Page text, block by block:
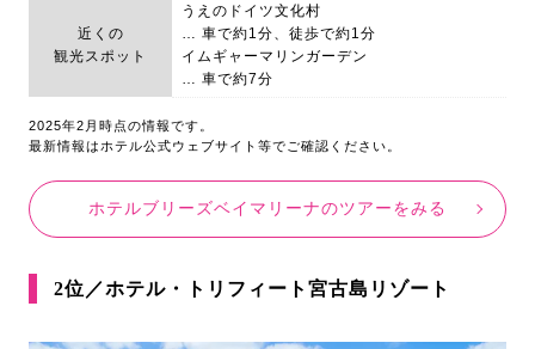
近くの
観光スポット
うえのドイツ文化村
… 車で約1分、徒歩で約1分
イムギャーマリンガーデン
… 車で約7分
2025年2月時点の情報です。
最新情報はホテル公式ウェブサイト等でご確認ください。
ホテルブリーズベイマリーナのツアーをみる
2位／ホテル・トリフィート宮古島リゾート